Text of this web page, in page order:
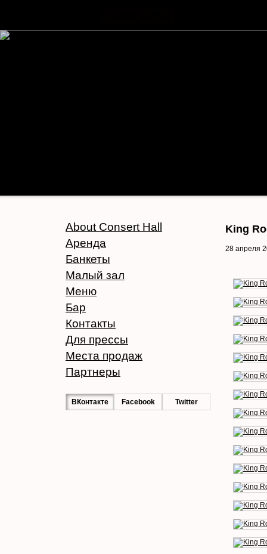
About Consert Hall
Аренда
Банкеты
Малый зал
Меню
Бар
Контакты
Для прессы
Места продаж
Партнеры
ВКонтакте Facebook Twitter
King
28 апреля